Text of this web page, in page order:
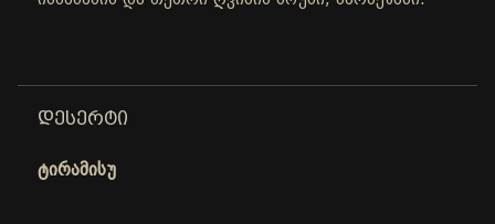
ᲓᲔᲡᲔᲠᲢᲘ
ტირამისუ